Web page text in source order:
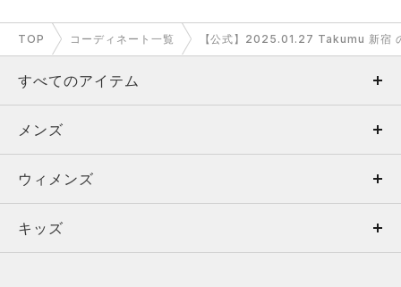
TOP コーディネート一覧 【公式】2025.01.27 Takumu 新宿
すべてのアイテム
メンズ
ウィメンズ
キッズ
メンズ
トップス
ボトムス
ウィメンズ
トップス
キッズ